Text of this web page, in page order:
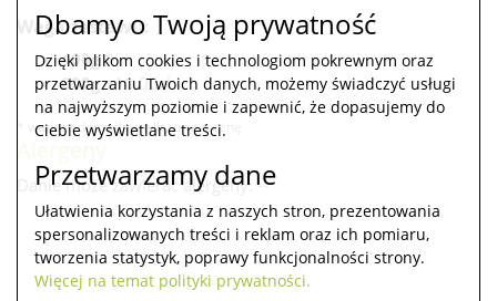
Waga zestawu:
400g*
600g +10.00zł
* wariant domyślny, wliczony w cenę
Danie może zawierać alergeny: --
Dbamy o Twoją prywatność
Dzięki plikom cookies i technologiom pokrewnym oraz
przetwarzaniu Twoich danych, możemy świadczyć usługi
na najwyższym poziomie i zapewnić, że dopasujemy do
Ciebie wyświetlane treści.
Przetwarzamy dane
Ułatwienia korzystania z naszych stron, prezentowania
spersonalizowanych treści i reklam oraz ich pomiaru,
tworzenia statystyk, poprawy funkcjonalności strony.
Więcej na temat polityki prywatności.